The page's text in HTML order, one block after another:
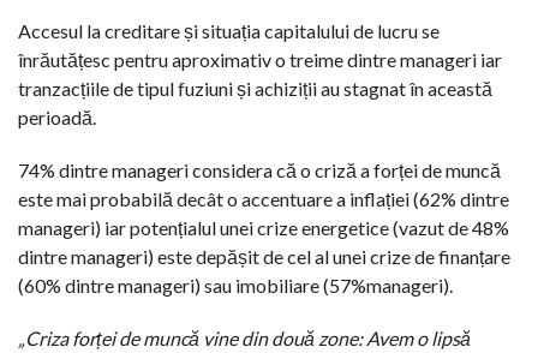
Accesul la creditare și situația capitalului de lucru se
înrăutățesc pentru aproximativ o treime dintre manageri iar
tranzacțiile de tipul fuziuni și achiziții au stagnat în această
perioadă.
74% dintre manageri considera că o criză a forței de muncă
este mai probabilă decât o accentuare a inflației (62% dintre
manageri) iar potențialul unei crize energetice (vazut de 48%
dintre manageri) este depășit de cel al unei crize de finanțare
(60% dintre manageri) sau imobiliare (57%manageri).
„Criza forței de muncă vine din două zone: Avem o lipsă